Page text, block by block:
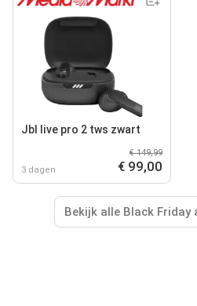
Jbl live pro 2 tws zwart
3 dagen
€ 149,99
€ 99,00
Bekijk alle Black Friday